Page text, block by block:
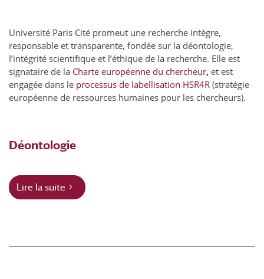
Université Paris Cité promeut une recherche intègre,
responsable et transparente, fondée sur la déontologie,
l’intégrité scientifique et l’éthique de la recherche. Elle est
signataire de la Charte européenne du chercheur, et est
engagée dans le processus de labellisation HSR4R (stratégie
européenne de ressources humaines pour les chercheurs).
Déontologie
Lire la suite